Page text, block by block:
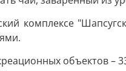
комплексе
объектов –